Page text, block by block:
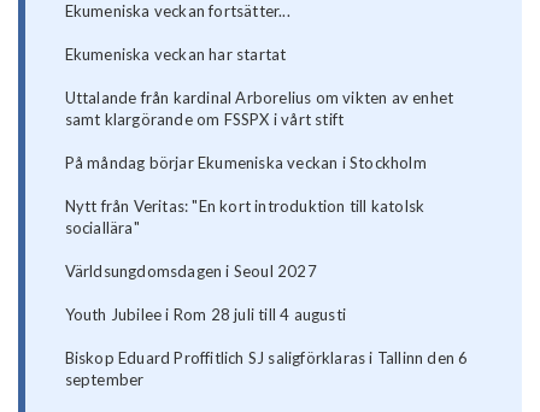
Ekumeniska veckan fortsätter...
Ekumeniska veckan har startat
Uttalande från kardinal Arborelius om vikten av enhet
samt klargörande om FSSPX i vårt stift
På måndag börjar Ekumeniska veckan i Stockholm
Nytt från Veritas: "En kort introduktion till katolsk
sociallära"
Världsungdomsdagen i Seoul 2027
Youth Jubilee i Rom 28 juli till 4 augusti
Biskop Eduard Proffitlich SJ saligförklaras i Tallinn den 6
september